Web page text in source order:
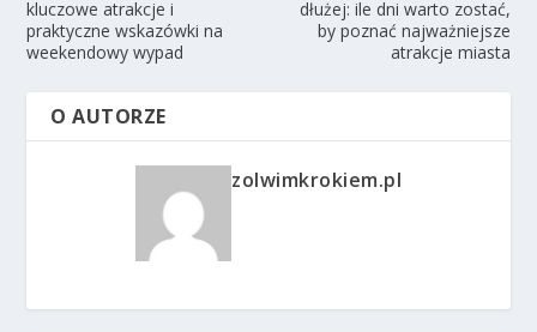
kluczowe atrakcje i
praktyczne wskazówki na
weekendowy wypad
dłużej: ile dni warto zostać,
by poznać najważniejsze
atrakcje miasta
O AUTORZE
zolwimkrokiem.pl